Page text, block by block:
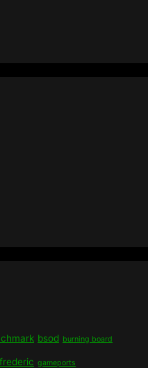
bsod burning board
frederic gameports